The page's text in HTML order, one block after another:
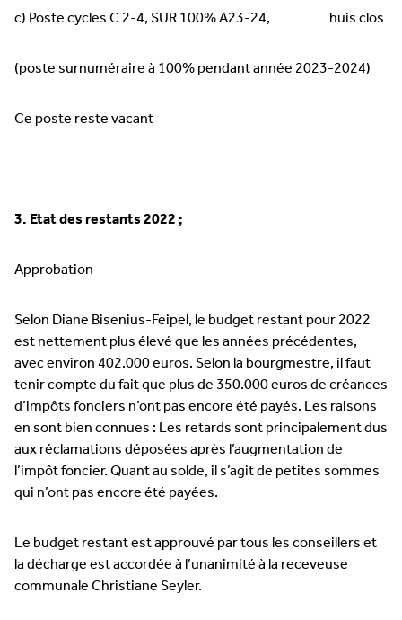
c) Poste cycles C 2-4, SUR 100% A23-24, huis clos
(poste surnuméraire à 100% pendant année 2023-2024)
Ce poste reste vacant
3. Etat des restants 2022 ;
Approbation
Selon Diane Bisenius-Feipel, le budget restant pour 2022
est nettement plus élevé que les années précédentes,
avec environ 402.000 euros. Selon la bourgmestre, il faut
tenir compte du fait que plus de 350.000 euros de créances
d’impôts fonciers n’ont pas encore été payés. Les raisons
en sont bien connues : Les retards sont principalement dus
aux réclamations déposées après l’augmentation de
l’impôt foncier. Quant au solde, il s’agit de petites sommes
qui n’ont pas encore été payées.
Le budget restant est approuvé par tous les conseillers et
la décharge est accordée à l’unanimité à la receveuse
communale Christiane Seyler.